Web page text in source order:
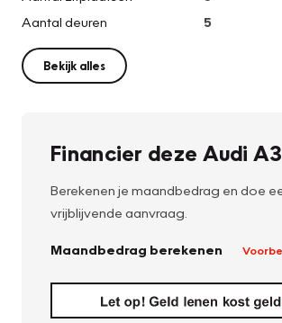
Aantal deuren
5
Bekijk alles
Financier deze Audi A3
Berekenen je maandbedrag en doe
vrijblijvende aanvraag.
Maandbedrag berekenen